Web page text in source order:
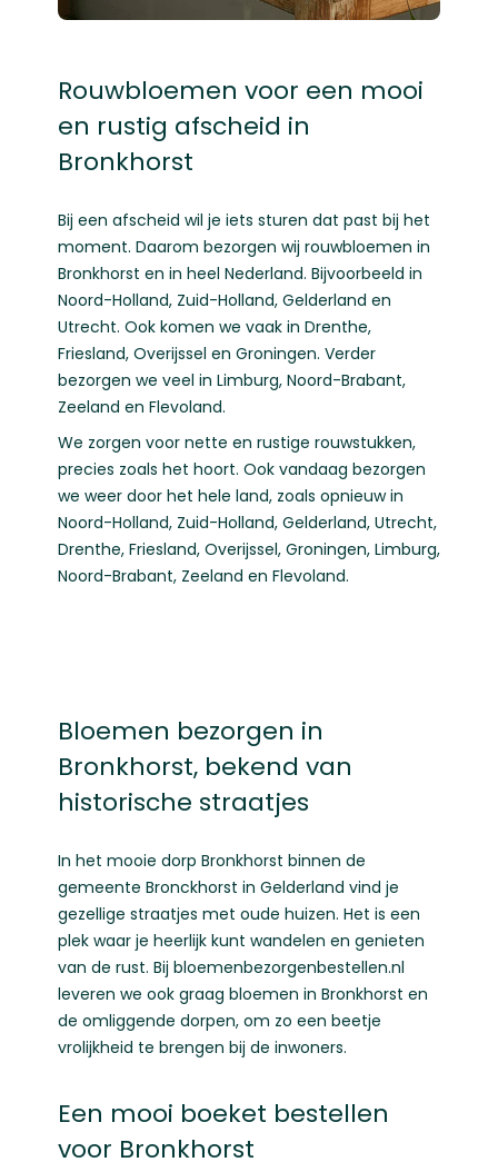
Rouwbloemen voor een mooi
en rustig afscheid in
Bronkhorst
Bij een afscheid wil je iets sturen dat past bij het
moment. Daarom bezorgen wij rouwbloemen in
Bronkhorst en in heel Nederland. Bijvoorbeeld in
Noord-Holland, Zuid-Holland, Gelderland en
Utrecht. Ook komen we vaak in Drenthe,
Friesland, Overijssel en Groningen. Verder
bezorgen we veel in Limburg, Noord-Brabant,
Zeeland en Flevoland.
We zorgen voor nette en rustige rouwstukken,
precies zoals het hoort. Ook vandaag bezorgen
we weer door het hele land, zoals opnieuw in
Noord-Holland, Zuid-Holland, Gelderland, Utrecht,
Drenthe, Friesland, Overijssel, Groningen, Limburg,
Noord-Brabant, Zeeland en Flevoland.
Bloemen bezorgen in
Bronkhorst, bekend van
historische straatjes
In het mooie dorp Bronkhorst binnen de
gemeente Bronckhorst in Gelderland vind je
gezellige straatjes met oude huizen. Het is een
plek waar je heerlijk kunt wandelen en genieten
van de rust. Bij bloemenbezorgenbestellen.nl
leveren we ook graag bloemen in Bronkhorst en
de omliggende dorpen, om zo een beetje
vrolijkheid te brengen bij de inwoners.
Een mooi boeket bestellen
voor Bronkhorst